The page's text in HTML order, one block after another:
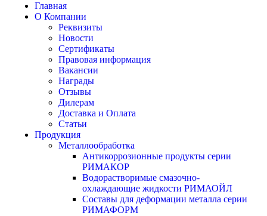
Главная
О Компании
Реквизиты
Новости
Сертификаты
Правовая информация
Вакансии
Награды
Отзывы
Дилерам
Доставка и Оплата
Статьи
Продукция
Металлообработка
Антикоррозионные продукты серии
РИМАКОР
Водорастворимые смазочно-
охлаждающие жидкости РИМАОЙЛ
Составы для деформации металла серии
РИМАФОРМ